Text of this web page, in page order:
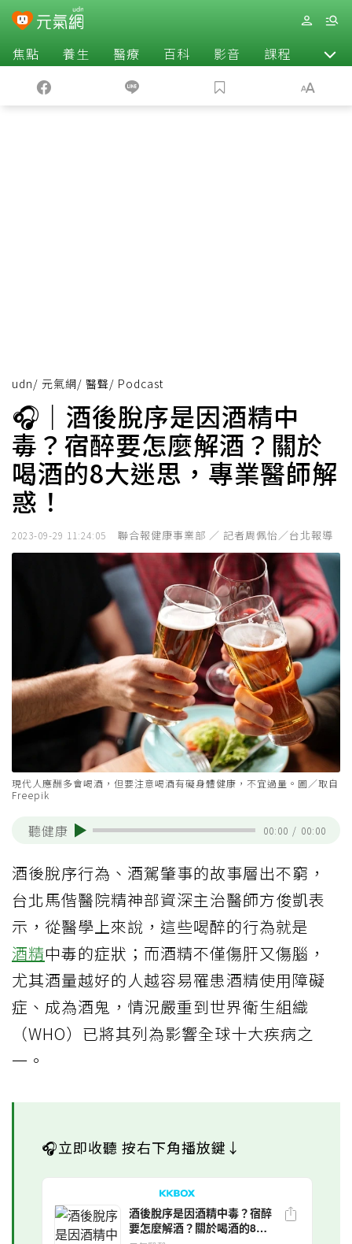
焦點 養生 醫療 百科 影音 課程 退休
udn/ 元氣網/ 醫聲/ Podcast
🎧｜酒後脫序是因酒精中
毒？宿醉要怎麼解酒？關於
喝酒的8大迷思，專業醫師解
惑！
2023-09-29 11:24:05 聯合報健康事業部 ／ 記者周佩怡／台北報導
現代人應酬多會喝酒，但要注意喝酒有礙身體健康，不宜過量。圖／取自
Freepik
聽健康 00:00 / 00:00
酒後脫序行為、酒駕肇事的故事層出不窮，
台北馬偕醫院精神部資深主治醫師方俊凱表
示，從醫學上來說，這些喝醉的行為就是
酒精中毒的症狀；而酒精不僅傷肝又傷腦，
尤其酒量越好的人越容易罹患酒精使用障礙
症、成為酒鬼，情況嚴重到世界衛生組織
（WHO）已將其列為影響全球十大疾病之
一。
🎧立即收聽 按右下角播放鍵↓